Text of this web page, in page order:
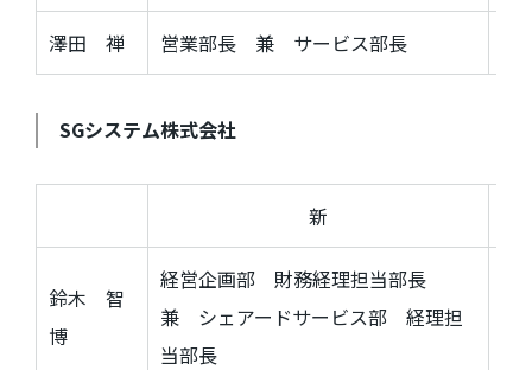
澤田 禅 営業部長 兼 サービス部長
SGシステム株式会社
新
鈴木 智
博
経営企画部 財務経理担当部長
兼 シェアードサービス部 経理担
当部長